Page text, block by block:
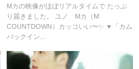
『RialityShow』ビハインド映像
#2
Mカの映像がほぼリアルタイムで たっぷ
り届きました。 ユノ Mカ（M
COUNTDOWN）カッコいい〜✨ ▼「カム
バックイン...